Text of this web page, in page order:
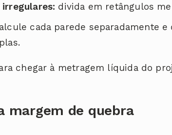
divida em retângulos
cada parede separadamente
chegar à metragem líquida do
margem de quebra